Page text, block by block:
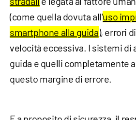
(come quella dovuta all'uso
smartphone alla guida), errori
velocità eccessiva. I sistemi di
guida e quelli completamente
questo margine di errore.